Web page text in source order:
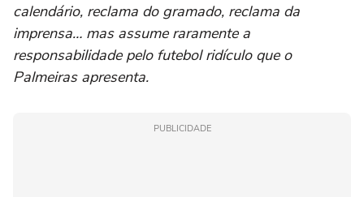
calendário, reclama do gramado, reclama da
imprensa… mas assume raramente a
responsabilidade pelo futebol ridículo que o
Palmeiras apresenta.
PUBLICIDADE